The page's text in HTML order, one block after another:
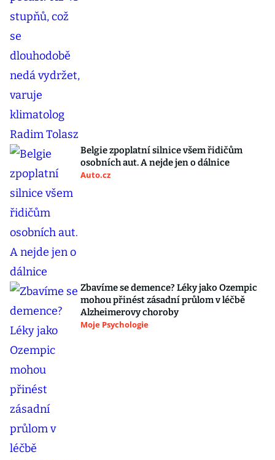
Belgie zpoplatní silnice všem řidičům
osobních aut. A nejde jen o dálnice
Auto.cz
Zbavíme se demence? Léky jako Ozempic
mohou přinést zásadní průlom v léčbě
Alzheimerovy choroby
Moje Psychologie